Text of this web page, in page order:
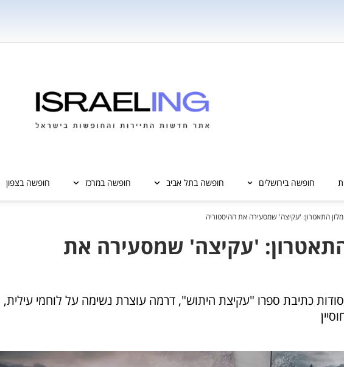
חופשה בירושלים חופשה בתל אביב חופשה במרכז חופשה בצפון
התאטרון: 'עקיצה' שמסעירה את ההיסטוריה
'עקיצה' שמסעירה את
כתיבת ספרו "עקיצת היתוש", דרמה עוצרת נשימה על לוחמי עילית,